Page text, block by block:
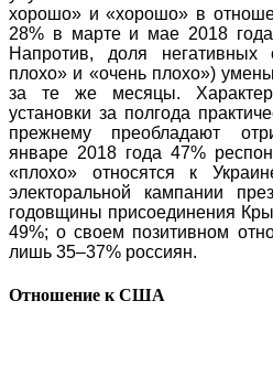
хорошо» и «хорошо» в
28% в марте и мае 2018
Напротив, доля
плохо» и «очень плохо»)
за те же месяцы.
установки за полгода
прежнему преобладают
январе 2018 года 47%
«плохо» относятся к
электоральной кампании
годовщины присоединения
49%; о своем позитивном
лишь 35–37% россиян.
Отношение к США